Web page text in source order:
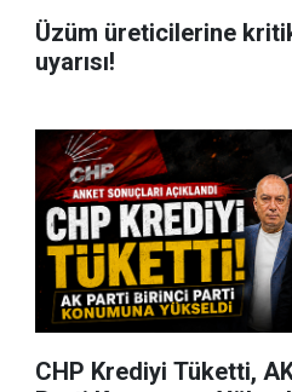
Üzüm üreticilerine
uyarısı!
CHP Krediyi Tüketti,